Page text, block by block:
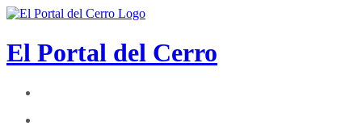
El Portal del Cerro